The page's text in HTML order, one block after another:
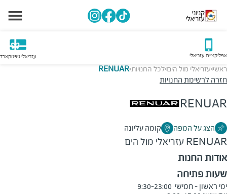
אפליקציית עזריאלי עזריאלי גיפטקארד
ראשי>עזריאלי מול הים>לכל החנויות>
RENUAR
חזרה לרשימת החנויות
RENUAR
הצג על המפה קומה עליונה
RENUAR עזריאלי מול הים
אודות החנות
שעות פתיחה